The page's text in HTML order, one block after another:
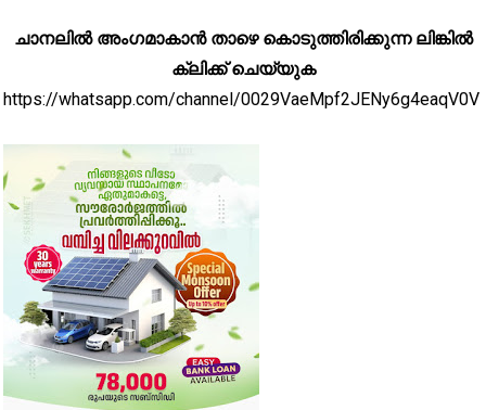
ചാനലിൽ അംഗമാകാൻ താഴെ കൊടുത്തിരിക്കുന്ന ലിങ്കിൽ
ക്ലിക്ക് ചെയ്യുക
https://whatsapp.com/channel/0029VaeMpf2JENy6g4eaqV0V